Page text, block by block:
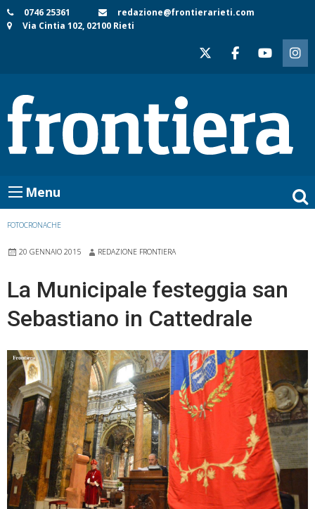
Skip
to
0746 25361
redazione@frontierarieti.com
Via Cintia 102, 02100 Rieti
Menu
FOTOCRONACHE
20 GENNAIO 2015 REDAZIONE FRONTIERA
La Municipale festeggia san
Sebastiano in Cattedrale